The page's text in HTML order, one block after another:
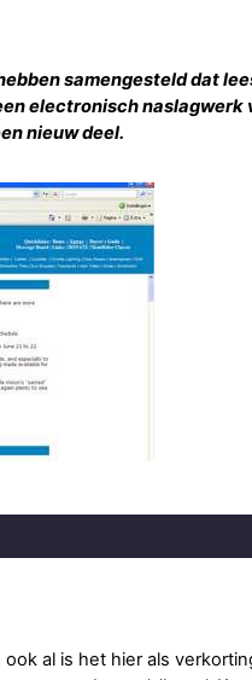
Oliebollentocht
samengesteld dat
electronisch naslagwerk
nieuw deel.
al is het hier als